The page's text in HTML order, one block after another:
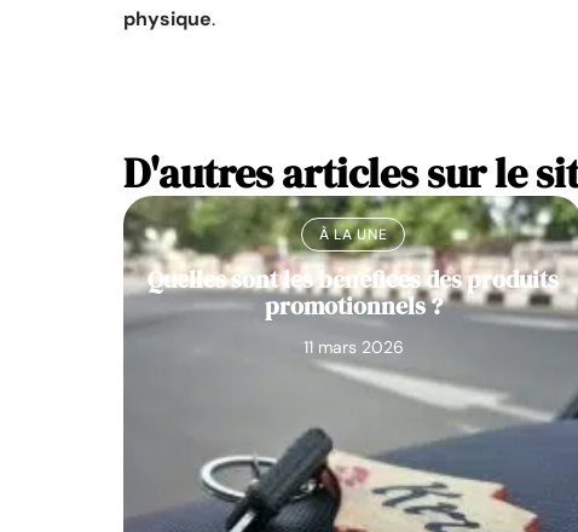
physique.
D'autres articles sur le
À LA UNE
Quelles sont les bénéfices des produits
promotionnels ?
11 mars 2026